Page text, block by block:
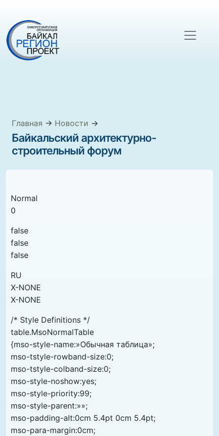
Главная → Новости →
Байкальский архитектурно-
строительный форум
Normal
0
false
false
false
RU
X-NONE
X-NONE
/* Style Definitions */
table.MsoNormalTable
{mso-style-name:»Обычная таблица»;
mso-tstyle-rowband-size:0;
mso-tstyle-colband-size:0;
mso-style-noshow:yes;
mso-style-priority:99;
mso-style-parent:»»;
mso-padding-alt:0cm 5.4pt 0cm 5.4pt;
mso-para-margin:0cm;